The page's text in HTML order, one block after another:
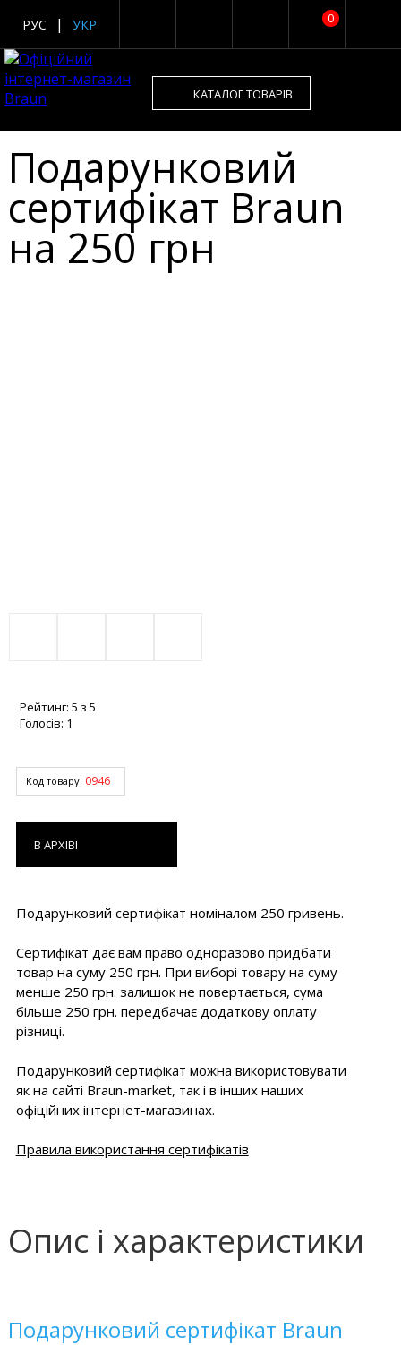
0
РУС УКР
КАТАЛОГ ТОВАРІВ
Подарунковий
сертифікат Braun
на 250 грн
Рейтинг: 5 з 5
Голосів: 1
Код товару: 0946
В АРХІВІ
Подарунковий сертифікат номіналом 250 гривень.
Сертифікат дає вам право одноразово придбати
товар на суму 250 грн. При виборі товару на суму
менше 250 грн. залишок не повертається, сума
більше 250 грн. передбачає додаткову оплату
різниці.
Подарунковий сертифікат можна використовувати
як на сайті Braun-market, так і в інших наших
офіційних інтернет-магазинах.
Правила використання сертифікатів
Опис і характеристики
Подарунковий сертифікат Braun